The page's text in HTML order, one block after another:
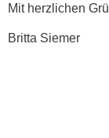
Mit herzlichen
Britta Siemer